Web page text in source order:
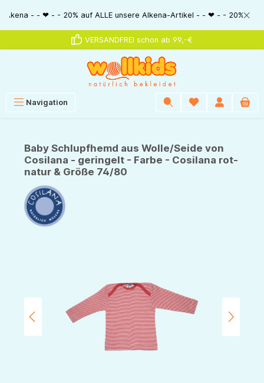
springen
- ❤ - - 20% auf ALLE unsere Alkena-Artikel - - ❤ - - 20% NUR
VERSANDFREI schon ab 99,-€
Navigation
Baby Schlupfhemd aus Wolle/Seide von
Cosilana - geringelt - Farbe - Cosilana rot-
natur & Größe 74/80